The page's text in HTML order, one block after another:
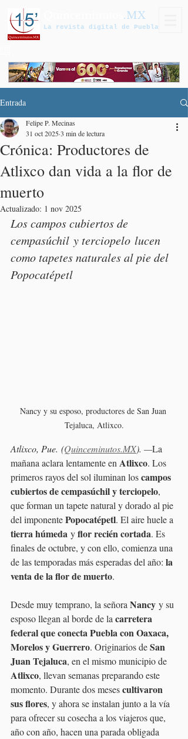
.MX
La revista digital de Puebla
Entrada
Crónica: Productores de
Atlixco dan vida a la flor de
muerto
Felipe P. Mecinas
31 oct 20253 min de lectura
Actualizado: 1 nov 2025
Los campos cubiertos de
cempasúchil y terciopelo lucen
como tapetes naturales al pie del
Popocatépetl
Nancy y su esposo, productores de San Juan
Tejaluca, Atlixco.
Atlixco, Pue. (Quinceminutos.MX). —La
mañana aclara lentamente en Atlixco. Los
primeros rayos del sol iluminan los campos
cubiertos de cempasúchil y terciopelo,
que forman un tapete natural y dorado al pie
del imponente Popocatépetl. El aire huele a
tierra húmeda y flor recién cortada. Es
finales de octubre, y con ello, comienza una
de las temporadas más esperadas del año: la
venta de la flor de muerto.
Desde muy temprano, la señora Nancy y su
esposo llegan al borde de la carretera
federal que conecta Puebla con Oaxaca,
Morelos y Guerrero. Originarios de San
Juan Tejaluca, en el mismo municipio de
Atlixco, llevan semanas preparando este
momento. Durante dos meses cultivaron
sus flores, y ahora se instalan junto a la vía
para ofrecer su cosecha a los viajeros que,
año con año, hacen una parada obligada